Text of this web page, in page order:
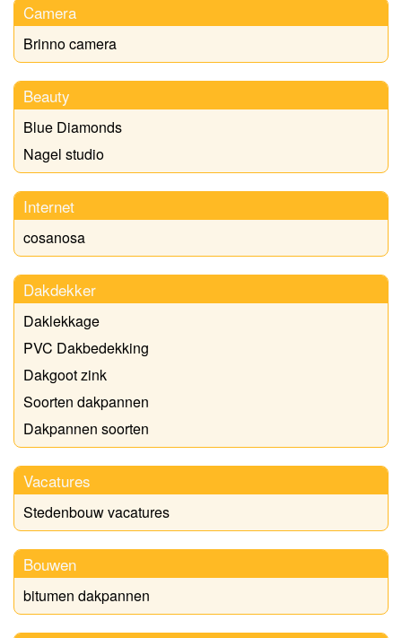
Camera
Brinno camera
Beauty
Blue Diamonds
Nagel studio
Internet
cosanosa
Dakdekker
Daklekkage
PVC Dakbedekking
Dakgoot zink
Soorten dakpannen
Dakpannen soorten
Vacatures
Stedenbouw vacatures
Bouwen
bitumen dakpannen